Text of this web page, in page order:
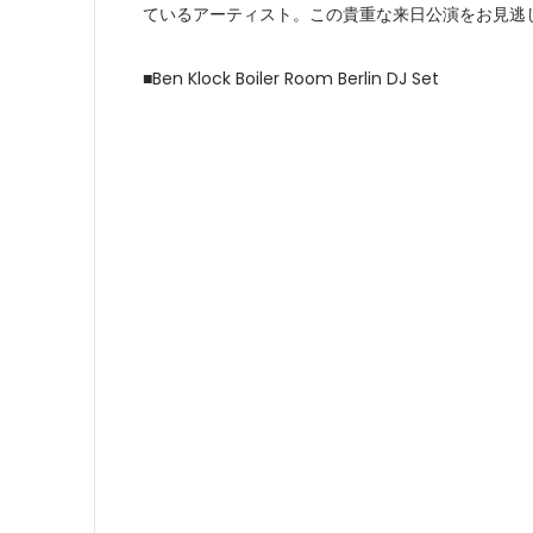
ているアーティスト。この貴重な来日公演をお見逃
■Ben Klock Boiler Room Berlin DJ Set